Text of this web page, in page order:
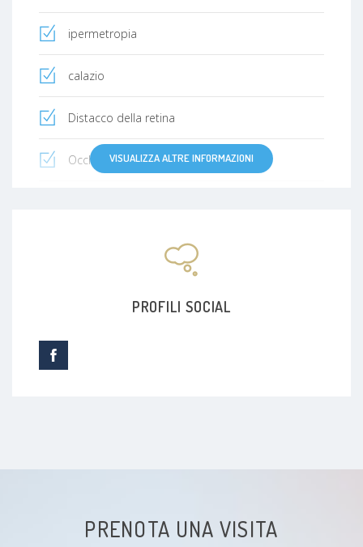
ipermetropia
calazio
Distacco della retina
Occhio seccoVISUALIZZA ALTRE INFORMAZIONI
PROFILI SOCIAL
PRENOTA UNA VISITA